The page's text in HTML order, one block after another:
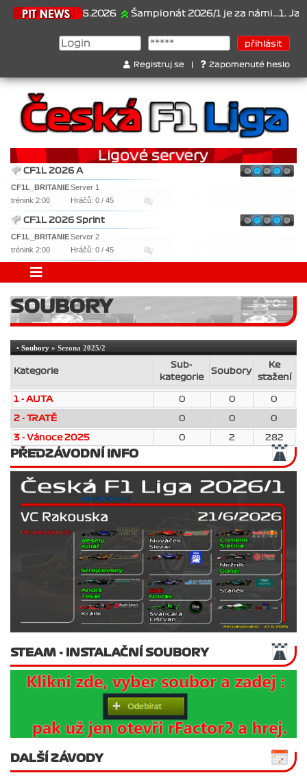
21.6.2026 Šampionát 2026/1 je za námi...1. Jan
Registruj se Zapomenuté heslo
CF1L 2026 A
CF1L_BRITANIEServer 1
trénink 2:00
Hráčů: 0 / 45
CF1L 2026 Sprint
CF1L_BRITANIEServer 2
trénink 2:00
Hráčů: 0 / 45
SOUBORY
• Soubory » Sezona 2025/2
Kategorie
Sub-
kategorie
Soubory
Ke
stažení
1 - AUTA 0 0 0
2 - TRATĚ 0 0 0
3 - Vánoce 2025 0 2 282
PŘEDZÁVODNÍ INFO
STEAM - INSTALAČNÍ SOUBORY
DALŠÍ ZÁVODY